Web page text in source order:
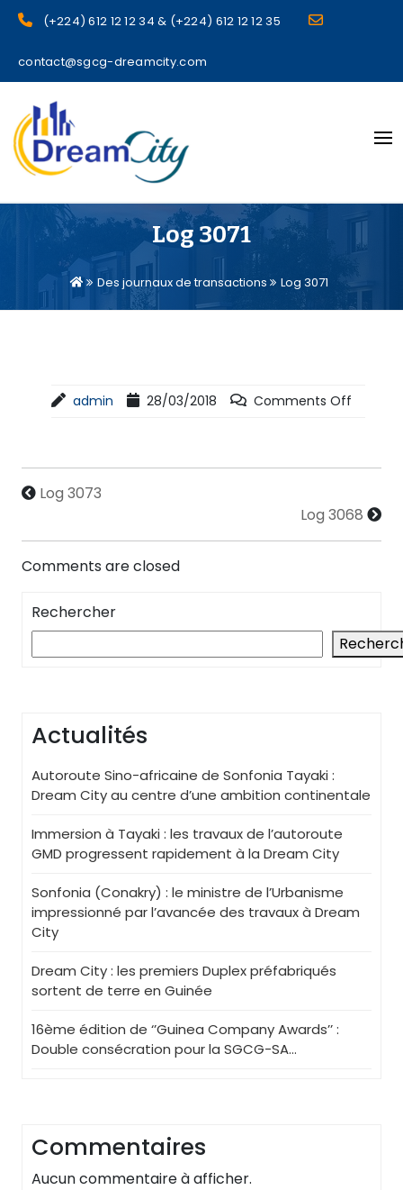
(+224) 612 12 12 34 & (+224) 612 12 12 35
contact@sgcg-dreamcity.com
sgcg dreamcity
Log 3071
Des journaux de transactions Log 3071
admin 28/03/2018 Comments Off
Log 3073
Log 3068
Comments are closed
Rechercher
Actualités
Autoroute Sino-africaine de Sonfonia Tayaki :
Dream City au centre d’une ambition continentale
Immersion à Tayaki : les travaux de l’autoroute
GMD progressent rapidement à la Dream City
Sonfonia (Conakry) : le ministre de l’Urbanisme
impressionné par l’avancée des travaux à Dream
City
Dream City : les premiers Duplex préfabriqués
sortent de terre en Guinée
16ème édition de ‘’Guinea Company Awards’’ :
Double consécration pour la SGCG-SA…
Commentaires
Aucun commentaire à afficher.